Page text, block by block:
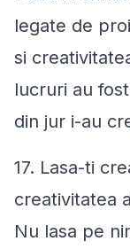
legate de
si
lucruri au
din jur i-au
17. Lasa-ti
creativitatea
Nu lasa pe